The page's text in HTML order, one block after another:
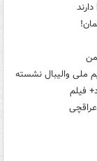
ملی والیبال نشسته
فیلم